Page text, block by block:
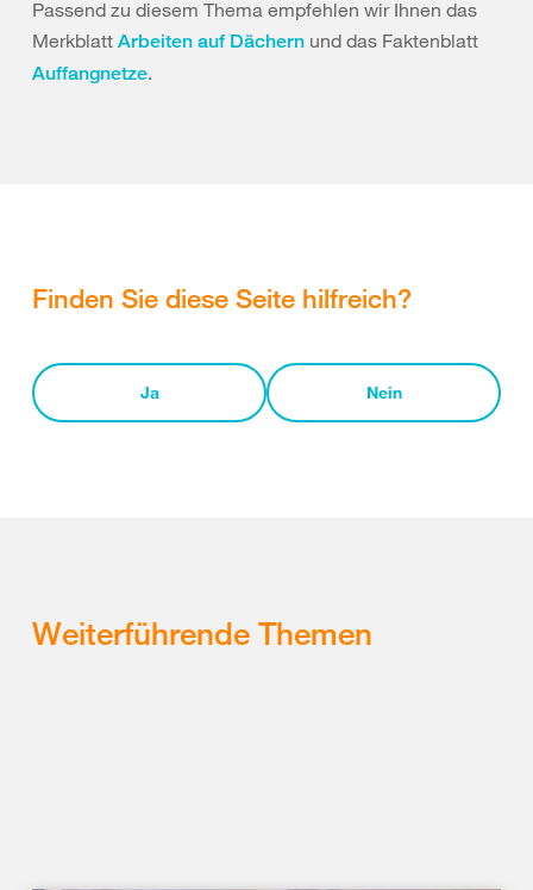
Passend zu diesem Thema empfehlen wir Ihnen das
Merkblatt Arbeiten auf Dächern und das Faktenblatt
Auffangnetze.
Finden Sie diese Seite hilfreich?
Ja Nein
Weiterführende Themen